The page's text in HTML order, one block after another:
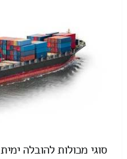
סוגי מכולות להובלה ימית